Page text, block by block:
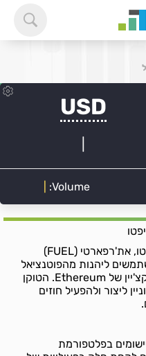
במערכת המורכבת של עולם הקריפטו, את'רפארטי (FUEL)
ליהנות מהפוטנציאל
המלא של חוזים חכמים ברשת הבלוקצ'יין של Ethereum. הטוקן
ליצור ולהפעיל חוזים
בפלטפורמת